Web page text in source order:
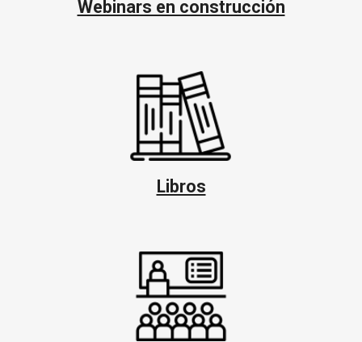
Webinars en construcción
Libros